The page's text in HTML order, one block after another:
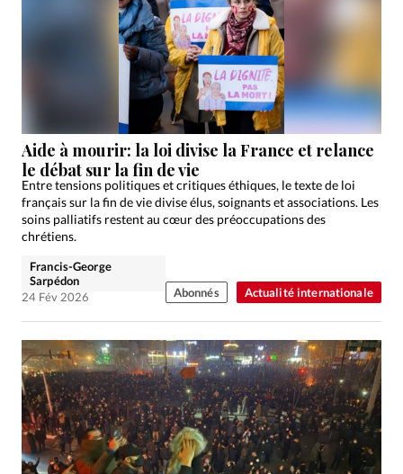
Actualité internationale
Aide à mourir: la loi divise la France et relance
le débat sur la fin de vie
Entre tensions politiques et critiques éthiques, le texte de loi
français sur la fin de vie divise élus, soignants et associations. Les
soins palliatifs restent au cœur des préoccupations des
chrétiens.
Francis-George
Sarpédon
24 Fév 2026
Abonnés